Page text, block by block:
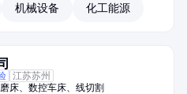
机械设备 化工能源
江苏苏州
床、数控车床、线切割